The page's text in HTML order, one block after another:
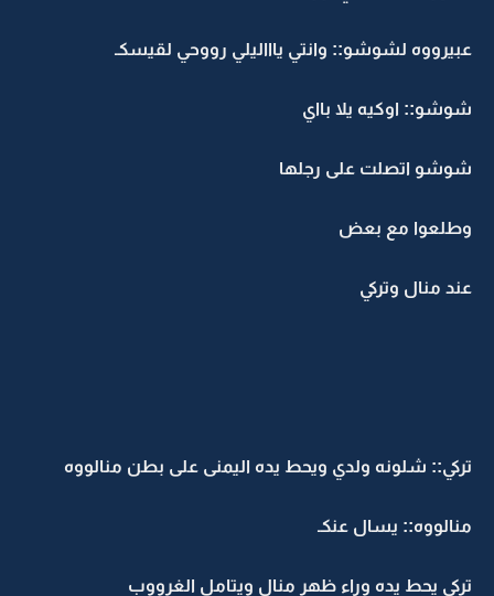
عبيرووه لشوشو:: وانتي ياااليلي رووحي لقيسكـ
شوشو:: اوكيه يلا بااي
شوشو اتصلت على رجلها
وطلعوا مع بعض
عند منال وتركي
تركي:: شلونه ولدي ويحط يده اليمنى على بطن منالووه
منالووه:: يسال عنكـ
تركي يحط يده وراء ظهر منال ويتامل الغرووب